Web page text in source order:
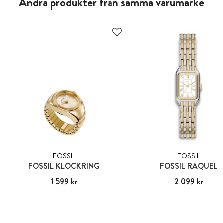
FOSSIL
FOSSIL KLOCKRING
Pris :1 599 kr
1 599 kr
FOSSIL
FOSSIL RAQUEL
Pris :2 099 kr
2 099 kr